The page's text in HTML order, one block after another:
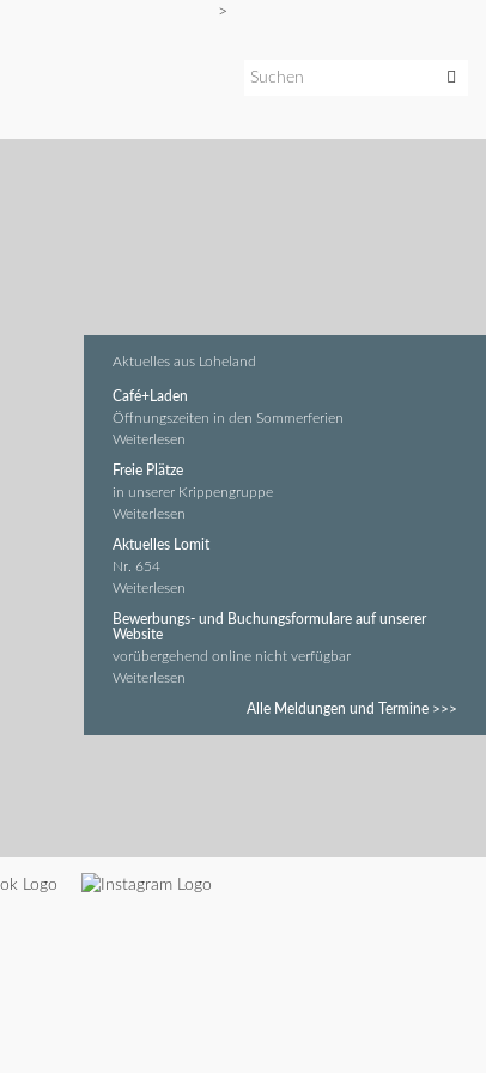
>
Aktuelles aus Loheland
Café+Laden
Öffnungszeiten in den Sommerferien
Weiterlesen
Freie Plätze
in unserer Krippengruppe
Weiterlesen
Aktuelles Lomit
Nr. 654
Weiterlesen
Bewerbungs- und Buchungsformulare auf unserer
Website
vorübergehend online nicht verfügbar
Weiterlesen
Alle Meldungen und Termine >>>